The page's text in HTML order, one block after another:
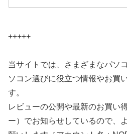
+++++
当サイトでは、さまざまなパソ
ソコン選びに役立つ情報やお買
す。
レビューの公開や最新のお買い
ー）でお知らせしているので、